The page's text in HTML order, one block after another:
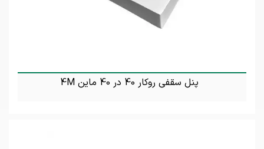
پنل سقفی روکار 40 در 40 ماین 4M